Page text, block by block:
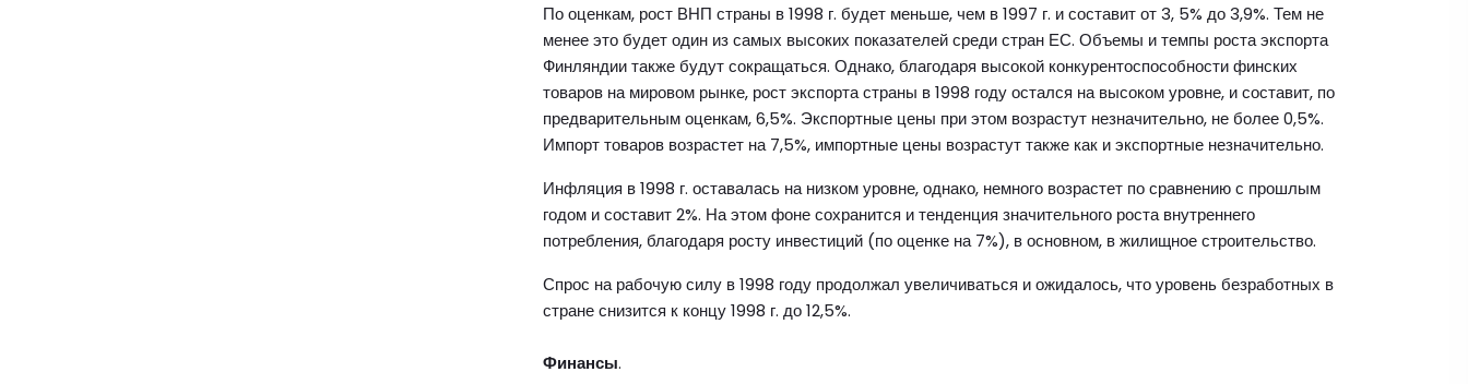
По оценкам, рост ВНП страны в 1998 г. будет меньше, чем в 1997 г. и составит от 3, 5% до 3,9%. Тем не
менее это будет один из самых высоких показателей среди стран ЕС. Объемы и темпы роста экспорта
Финляндии также будут сокращаться. Однако, благодаря высокой конкурентоспособности финских
товаров на мировом рынке, рост экспорта страны в 1998 году остался на высоком уровне, и составит, по
предварительным оценкам, 6,5%. Экспортные цены при этом возрастут незначительно, не более 0,5%.
Импорт товаров возрастет на 7,5%, импортные цены возрастут также как и экспортные незначительно.
Инфляция в 1998 г. оставалась на низком уровне, однако, немного возрастет по сравнению с прошлым
годом и составит 2%. На этом фоне сохранится и тенденция значительного роста внутреннего
потребления, благодаря росту инвестиций (по оценке на 7%), в основном, в жилищное строительство.
Спрос на рабочую силу в 1998 году продолжал увеличиваться и ожидалось, что уровень безработных в
стране снизится к концу 1998 г. до 12,5%.
Финансы.